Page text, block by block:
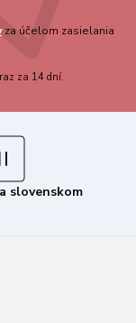
za účelom zasielania
za 14 dní.